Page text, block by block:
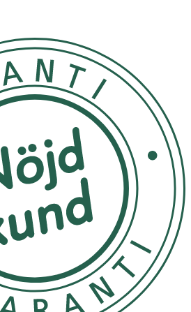
verka i en minut och skölj av
Sulfate, Glycerin,
Melaleuca Alternifolia (Tea
Cocoate, Glycol Distearate,
PEG-4 Rapeseedamide,
Citric Acid, Sodium
Hydrogenated Castor Oil,
Chloride, PEG-120 Methyl
Tetrasodium
Oleate, Limonene, Benzoic Acid